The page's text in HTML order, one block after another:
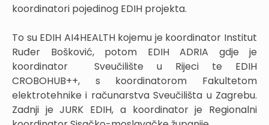
koordinatori pojedinog EDIH projekta.
To su EDIH AI4HEALTH kojemu je koordinator Institut
Ruđer Bošković, potom EDIH ADRIA gdje je
koordinator Sveučilište u Rijeci te EDIH
CROBOHUB++, s koordinatorom Fakultetom
elektrotehnike i računarstva Sveučilišta u Zagrebu.
Zadnji je JURK EDIH, a koordinator je Regionalni